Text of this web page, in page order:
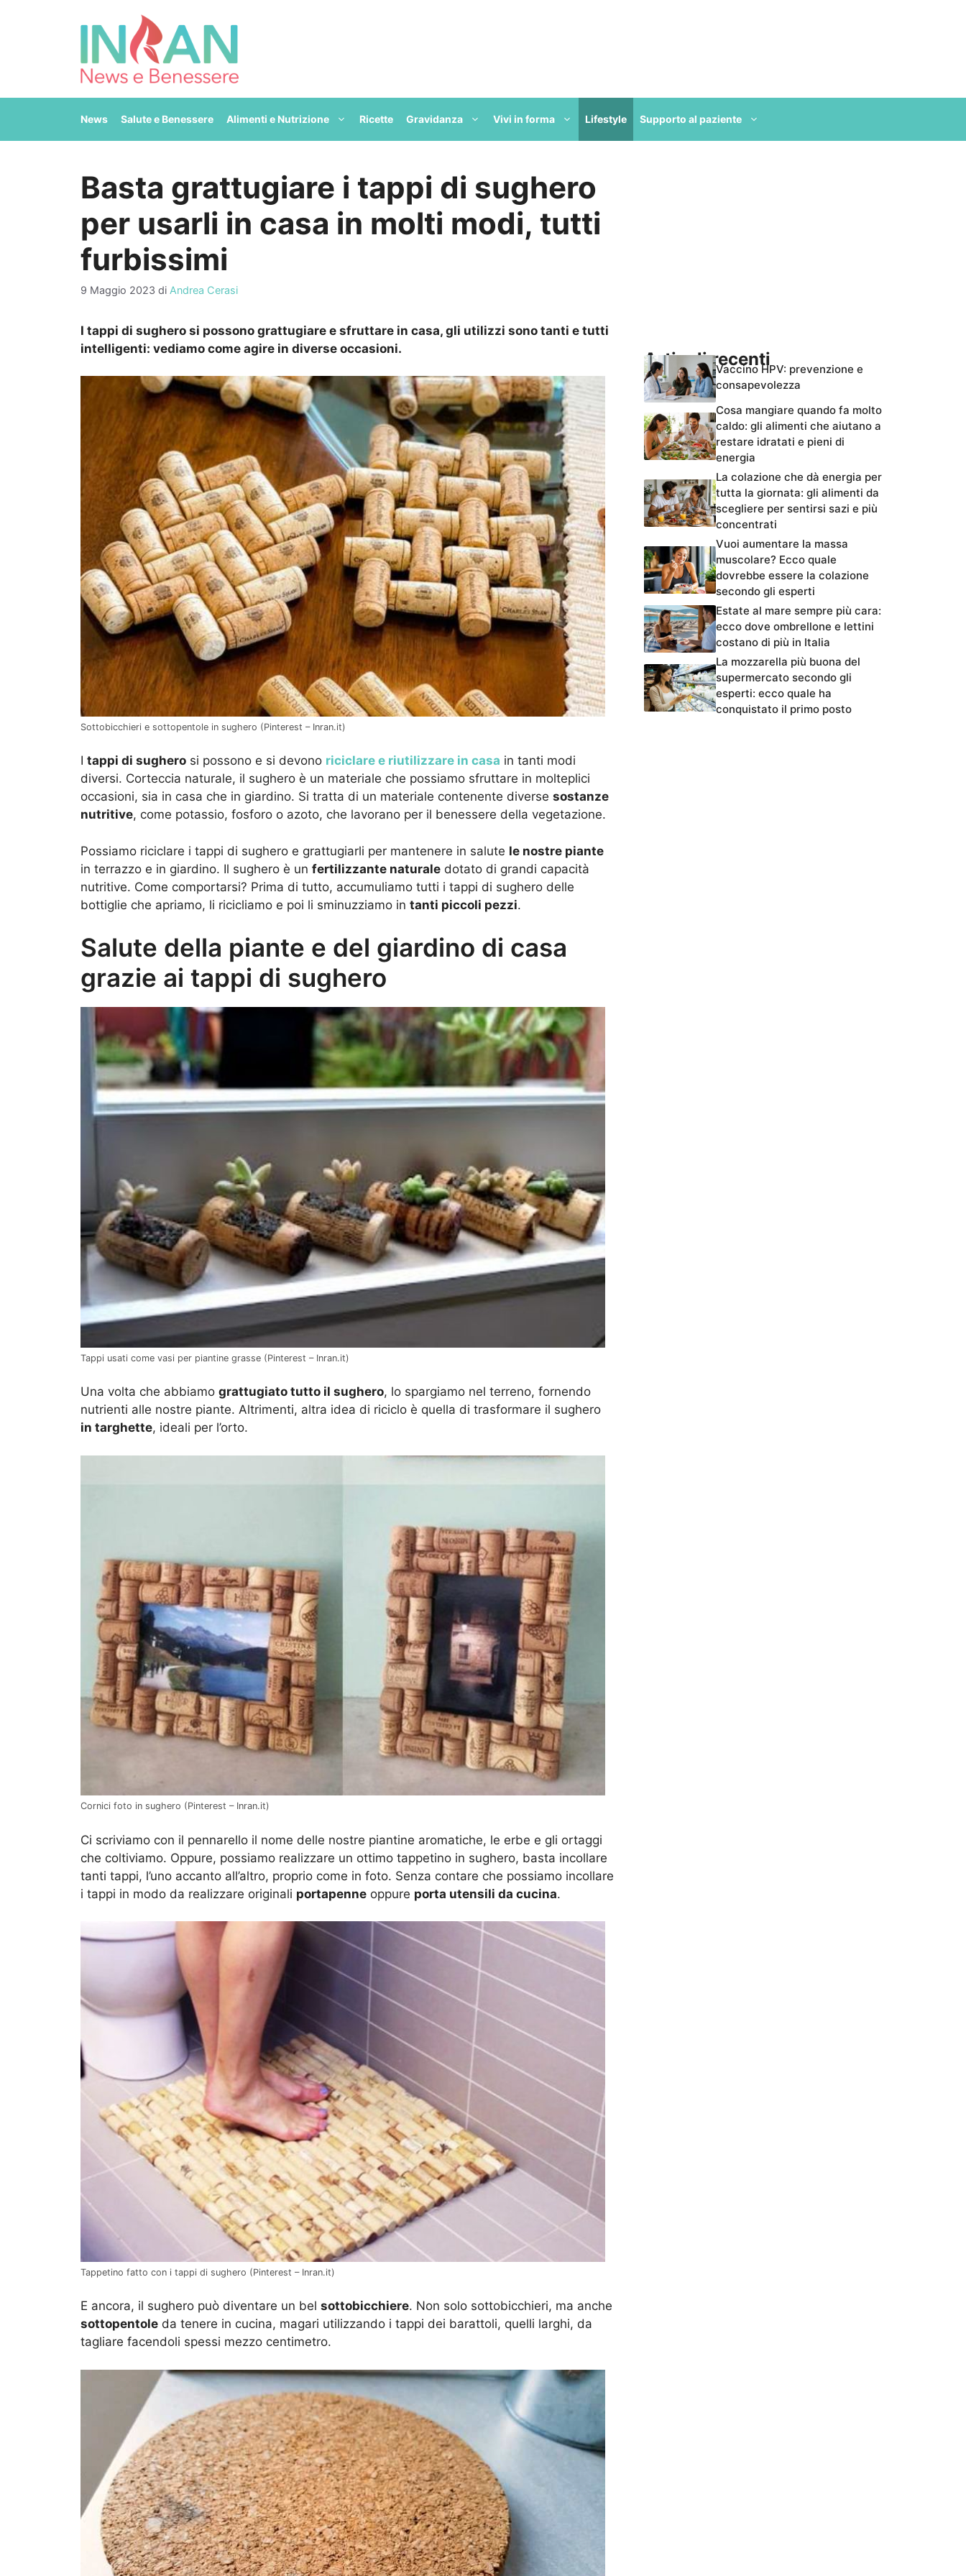
News Salute e Benessere Alimenti e Nutrizione Ricette Gravidanza Vivi in forma Lifestyle Supporto al paziente
Basta grattugiare i tappi di sughero
per usarli in casa in molti modi, tutti
furbissimi
9 Maggio 2023 di Andrea Cerasi
I tappi di sughero si possono grattugiare e sfruttare in casa, gli utilizzi sono tanti e tutti
intelligenti: vediamo come agire in diverse occasioni.
Sottobicchieri e sottopentole in sughero (Pinterest – Inran.it)
I tappi di sughero si possono e si devono riciclare e riutilizzare in casa in tanti modi
diversi. Corteccia naturale, il sughero è un materiale che possiamo sfruttare in molteplici
occasioni, sia in casa che in giardino. Si tratta di un materiale contenente diverse sostanze
nutritive, come potassio, fosforo o azoto, che lavorano per il benessere della vegetazione.
Possiamo riciclare i tappi di sughero e grattugiarli per mantenere in salute le nostre piante
in terrazzo e in giardino. Il sughero è un fertilizzante naturale dotato di grandi capacità
nutritive. Come comportarsi? Prima di tutto, accumuliamo tutti i tappi di sughero delle
bottiglie che apriamo, li ricicliamo e poi li sminuzziamo in tanti piccoli pezzi.
Salute della piante e del giardino di casa
grazie ai tappi di sughero
Tappi usati come vasi per piantine grasse (Pinterest – Inran.it)
Una volta che abbiamo grattugiato tutto il sughero, lo spargiamo nel terreno, fornendo
nutrienti alle nostre piante. Altrimenti, altra idea di riciclo è quella di trasformare il sughero
in targhette, ideali per l’orto.
Cornici foto in sughero (Pinterest – Inran.it)
Ci scriviamo con il pennarello il nome delle nostre piantine aromatiche, le erbe e gli ortaggi
che coltiviamo. Oppure, possiamo realizzare un ottimo tappetino in sughero, basta incollare
tanti tappi, l’uno accanto all’altro, proprio come in foto. Senza contare che possiamo incollare
i tappi in modo da realizzare originali portapenne oppure porta utensili da cucina.
Tappetino fatto con i tappi di sughero (Pinterest – Inran.it)
E ancora, il sughero può diventare un bel sottobicchiere. Non solo sottobicchieri, ma anche
sottopentole da tenere in cucina, magari utilizzando i tappi dei barattoli, quelli larghi, da
tagliare facendoli spessi mezzo centimetro.
Articoli recentiVaccino HPV: prevenzione e
consapevolezza
Cosa mangiare quando fa molto
caldo: gli alimenti che aiutano a
restare idratati e pieni di
energia
La colazione che dà energia per
tutta la giornata: gli alimenti da
scegliere per sentirsi sazi e più
concentrati
Vuoi aumentare la massa
muscolare? Ecco quale
dovrebbe essere la colazione
secondo gli esperti
Estate al mare sempre più cara:
ecco dove ombrellone e lettini
costano di più in Italia
La mozzarella più buona del
supermercato secondo gli
esperti: ecco quale ha
conquistato il primo posto